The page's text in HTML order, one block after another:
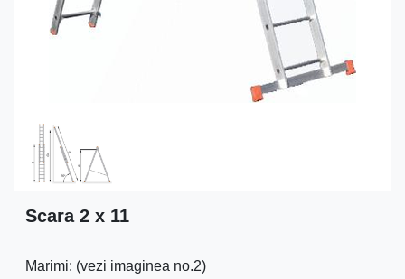
Scara 2 x 11
Marimi: (vezi imaginea no.2)